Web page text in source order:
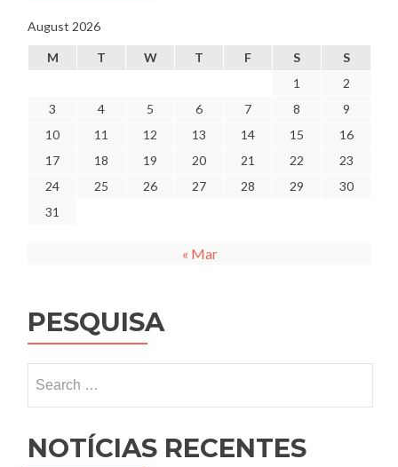
August 2026
M T W T F S
S
1
2
3
4 5 6 7 8
9
10
11 12 13 14 15
16
17
18 19 20 21 22
23
24
25 26 27 28 29
30
31
« Mar
PESQUISA
for:
NOTÍCIAS RECENTES